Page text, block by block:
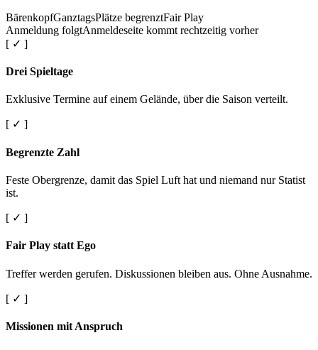
BärenkopfGanztagsPlätze begrenztFair Play
Anmeldung folgtAnmeldeseite kommt rechtzeitig vorher
[ ✓ ]
Drei Spieltage
Exklusive Termine auf einem Gelände, über die Saison verteilt.
[ ✓ ]
Begrenzte Zahl
Feste Obergrenze, damit das Spiel Luft hat und niemand nur Statist
ist.
[ ✓ ]
Fair Play statt Ego
Treffer werden gerufen. Diskussionen bleiben aus. Ohne Ausnahme.
[ ✓ ]
Missionen mit Anspruch